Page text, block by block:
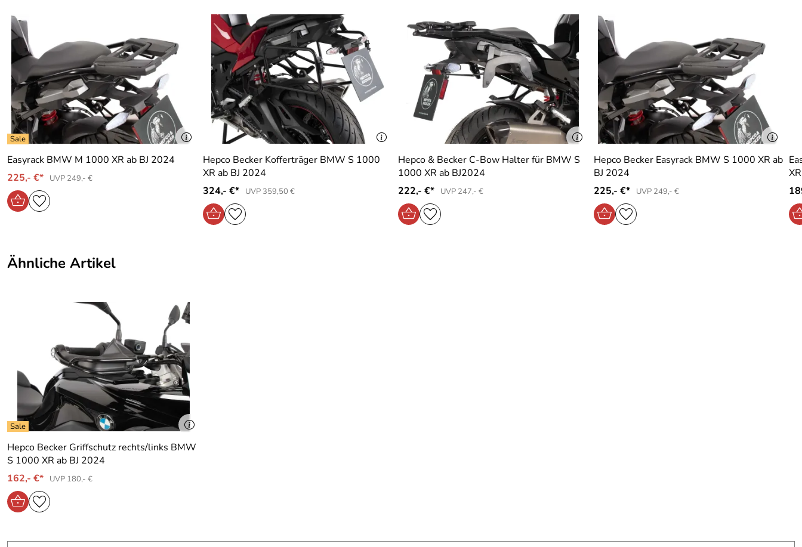
passend für:
BMW S 1000 XR ab BJ 2024
Easyrack BMW M 1000 XR ab BJ 2024
225,- €*
UVP 249,- €
Hepco Becker Kofferträger BMW S 1000
XR ab BJ 2024
324,- €*
UVP 359,50 €
Hepco & Becker C-Bow Halter für BMW S
1000 XR ab BJ2024
222,- €*
UVP 247,- €
Hepco Becker Easyrack BMW S 1000 XR ab
BJ 2024
225,- €*
UVP 249,- €
Ähnliche Artikel
Hepco Becker Griffschutz rechts/links BMW
S 1000 XR ab BJ 2024
162,- €*
UVP 180,- €